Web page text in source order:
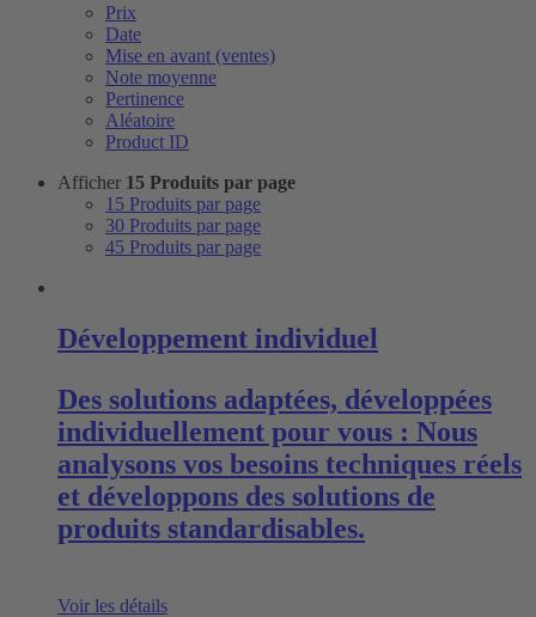
Prix
Date
Mise en avant (ventes)
Note moyenne
Pertinence
Aléatoire
Product ID
Afficher 15 Produits par page
15 Produits par page
30 Produits par page
45 Produits par page
Développement individuel
Des solutions adaptées, développées
individuellement pour vous : Nous
analysons vos besoins techniques réels
et développons des solutions de
produits standardisables.
Voir les détails